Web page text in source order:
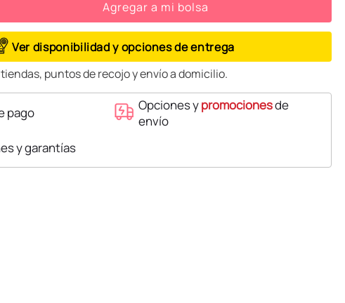
Agregar a mi bolsa
Ver disponibilidad y opciones de entrega
puntos de recojo y envío a domicilio.
pago Opciones ypromocionesde
envío
y garantías